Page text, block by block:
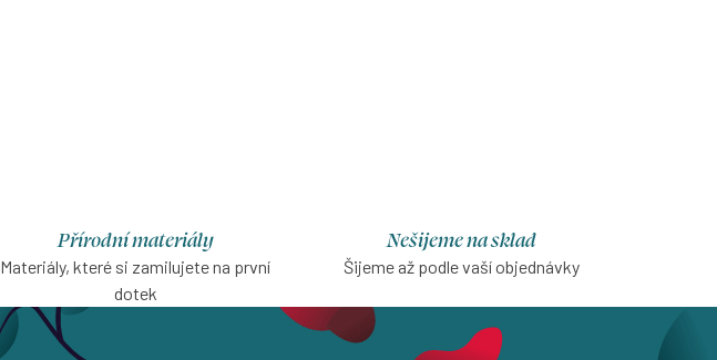
Přírodní materiály
Materiály, které si zamilujete na první
dotek
Nešijeme na sklad
Šijeme až podle vaší objednávky